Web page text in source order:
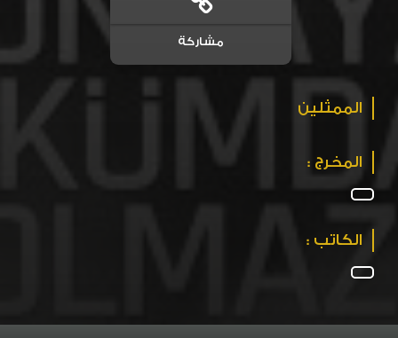
مشاركة
الممثلين
المخرج :
الكاتب :